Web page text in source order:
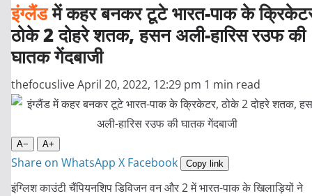
इंग्लैंडमें कहर बनकर टूटे भारत-पाक के
ठोके 2 दोहरे शतक, हसन अली-हारिस रउफ की
घातक गेंदबाजी
thefocusliveApril 20, 2022, 12:29 pm 1 min read
A− A+
Share on WhatsApp X Facebook Copy link
इंग्लिश काउंटी चैंपियनशिप डिविजन वन और 2 में भारत-पाक के खिलाड़ियों ने